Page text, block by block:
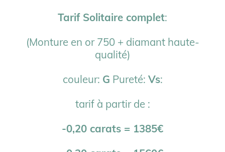
Tarif Solitaire complet:
(Monture en or 750 + diamant haute-
qualité)
couleur: G Pureté: Vs:
tarif à partir de :
-0,20 carats = 1385€